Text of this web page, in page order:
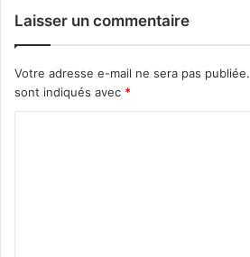
Laisser un commentaire
Votre adresse e-mail ne sera pas publiée.
sont indiqués avec *